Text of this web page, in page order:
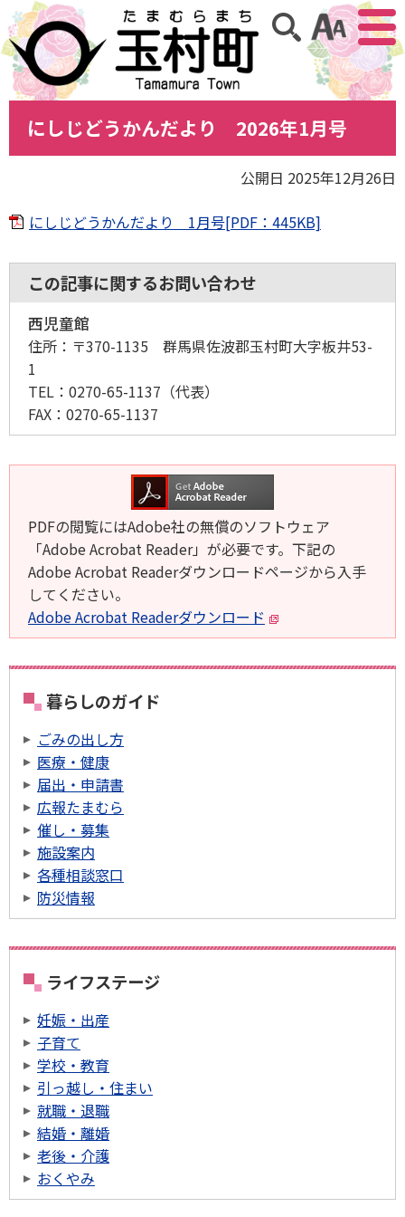
アクセ
サイト内検索
にしじどうかんだより 2026年1月号
公開日 2025年12月26日
にしじどうかんだより 1月号[PDF：445KB]
この記事に関するお問い合わせ
西児童館
住所： 〒370-1135 群馬県佐波郡玉村町大字板井53-
1
TEL： 0270-65-1137 （代表）
FAX： 0270-65-1137
PDFの閲覧にはAdobe社の無償のソフトウェア
「Adobe Acrobat Reader」が必要です。下記の
Adobe Acrobat Readerダウンロードページから入手
してください。
Adobe Acrobat Readerダウンロード
暮らしのガイド
ごみの出し方
医療・健康
届出・申請書
広報たまむら
催し・募集
施設案内
各種相談窓口
防災情報
ライフステージ
妊娠・出産
子育て
学校・教育
引っ越し・住まい
就職・退職
結婚・離婚
老後・介護
おくやみ